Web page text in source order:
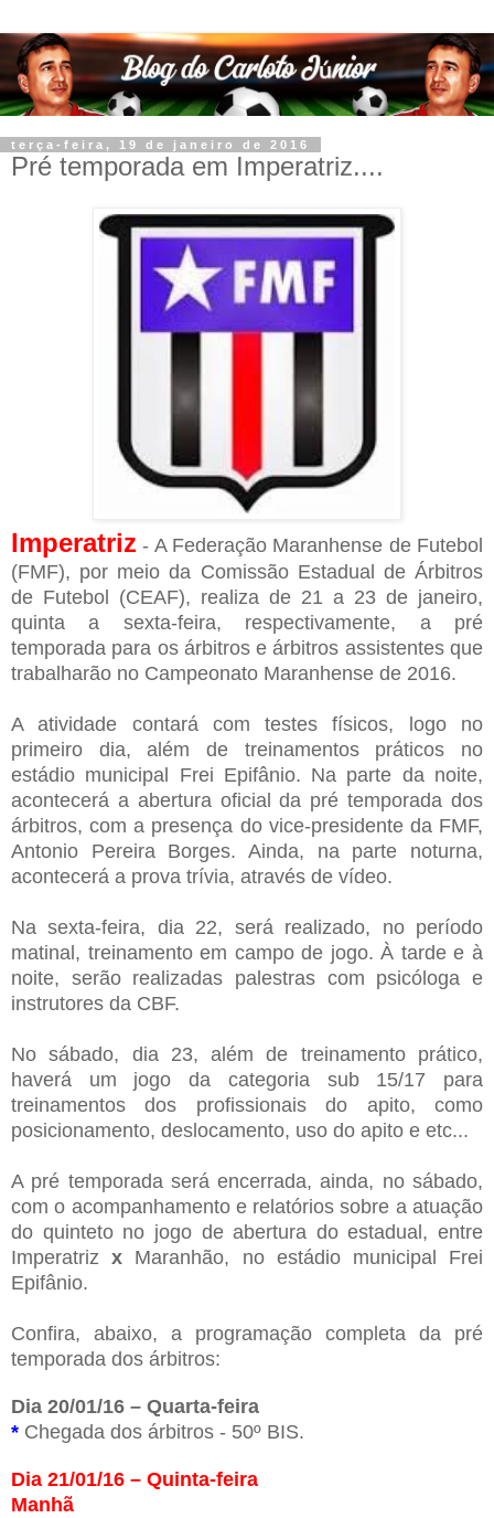
terça-feira, 19 de janeiro de 2016
Pré temporada em Imperatriz....
Imperatriz - A Federação Maranhense de Futebol
(FMF), por meio da Comissão Estadual de Árbitros
de Futebol (CEAF), realiza de 21 a 23 de janeiro,
quinta a sexta-feira, respectivamente, a pré
temporada para os árbitros e árbitros assistentes que
trabalharão no Campeonato Maranhense de 2016.
A atividade contará com testes físicos, logo no
primeiro dia, além de treinamentos práticos no
estádio municipal Frei Epifânio. Na parte da noite,
acontecerá a abertura oficial da pré temporada dos
árbitros, com a presença do vice-presidente da FMF,
Antonio Pereira Borges. Ainda, na parte noturna,
acontecerá a prova trívia, através de vídeo.
Na sexta-feira, dia 22, será realizado, no período
matinal, treinamento em campo de jogo. À tarde e à
noite, serão realizadas palestras com psicóloga e
instrutores da CBF.
No sábado, dia 23, além de treinamento prático,
haverá um jogo da categoria sub 15/17 para
treinamentos dos profissionais do apito, como
posicionamento, deslocamento, uso do apito e etc...
A pré temporada será encerrada, ainda, no sábado,
com o acompanhamento e relatórios sobre a atuação
do quinteto no jogo de abertura do estadual, entre
Imperatrizx Maranhão, no estádio municipal Frei
Epifânio.
Confira, abaixo, a programação completa da pré
temporada dos árbitros:
Dia 20/01/16 – Quarta-feira
* Chegada dos árbitros - 50º BIS.
Dia 21/01/16 – Quinta-feira
Manhã